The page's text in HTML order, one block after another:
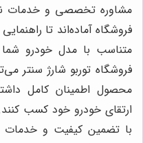
مشاوره تخصصی و خدمات
فروشگاه آماده‌اند تا
متناسب با مدل خودرو شما
فروشگاه توربو شارژ سنتر
محصول اطمینان کامل
با تضمین کیفیت و خدمات